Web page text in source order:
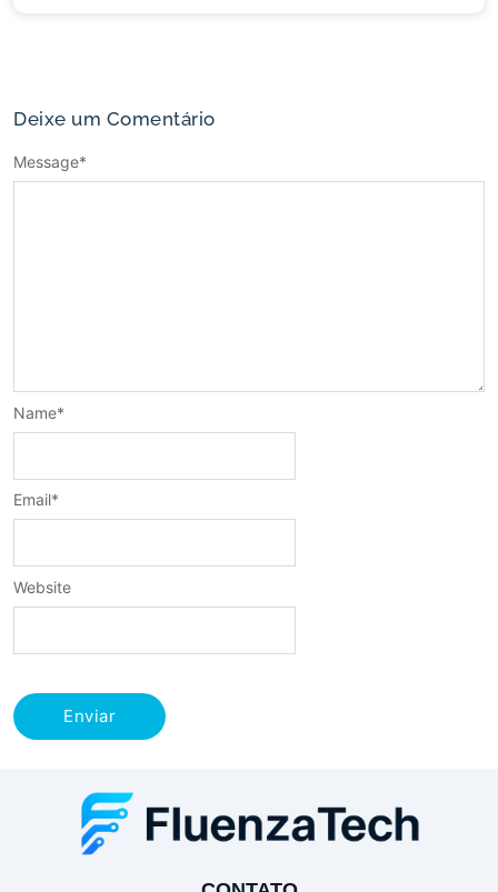
Deixe um Comentário
Message*
Name*
Email*
Website